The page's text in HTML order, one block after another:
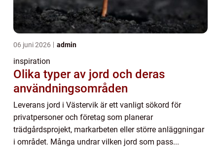
06 juni 2026 admin
inspiration
Olika typer av jord och deras
användningsområden
Leverans jord i Västervik är ett vanligt sökord för
privatpersoner och företag som planerar
trädgårdsprojekt, markarbeten eller större anläggningar
i området. Många undrar vilken jord som pass...